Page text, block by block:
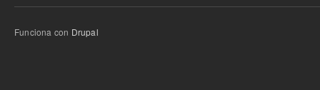
Funciona con Drupal